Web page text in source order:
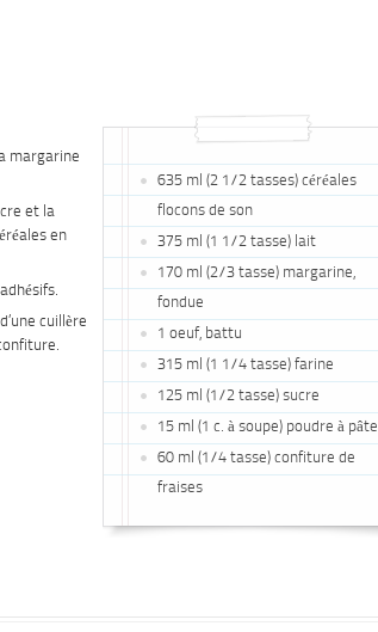
635 ml (2 1/2 tasses) céréales
flocons de son
375 ml (1 1/2 tasse) lait
170 ml (2/3 tasse) margarine,
fondue
1 oeuf, battu
315 ml (1 1/4 tasse) farine
125 ml (1/2 tasse) sucre
15 ml (1 c. à soupe) poudre à pâte
60 ml (1/4 tasse) confiture de
fraises
margarine
et la
en
cuillère